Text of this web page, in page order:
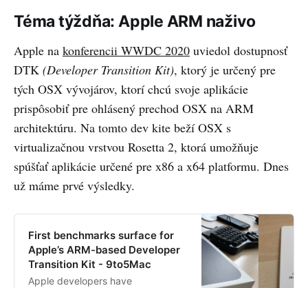
Téma týždňa: Apple ARM naživo
Apple na konferencii WWDC 2020 uviedol dostupnosť
DTK (Developer Transition Kit), ktorý je určený pre
tých OSX vývojárov, ktorí chcú svoje aplikácie
prispôsobiť pre ohlásený prechod OSX na ARM
architektúru. Na tomto dev kite beží OSX s
virtualizačnou vrstvou Rosetta 2, ktorá umožňuje
spúšťať aplikácie určené pre x86 a x64 platformu. Dnes
už máme prvé výsledky.
First benchmarks surface for
Apple’s ARM-based Developer
Transition Kit - 9to5Mac
Apple developers have